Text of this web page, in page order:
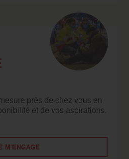
près de chez vous en
et de vos aspirations.
M'ENGAGE